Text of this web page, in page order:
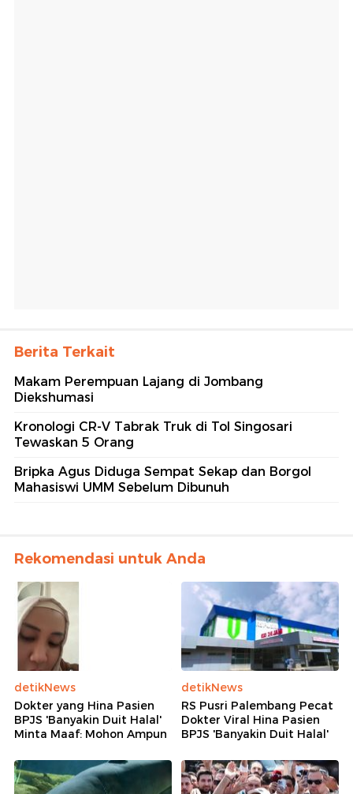
Berita Terkait
Makam Perempuan Lajang di Jombang
Diekshumasi
Kronologi CR-V Tabrak Truk di Tol Singosari
Tewaskan 5 Orang
Bripka Agus Diduga Sempat Sekap dan Borgol
Mahasiswi UMM Sebelum Dibunuh
Rekomendasi untuk Anda
detikNews
Dokter yang Hina Pasien
BPJS 'Banyakin Duit Halal'
Minta Maaf: Mohon Ampun
detikNews
RS Pusri Palembang Pecat
Dokter Viral Hina Pasien
BPJS 'Banyakin Duit Halal'